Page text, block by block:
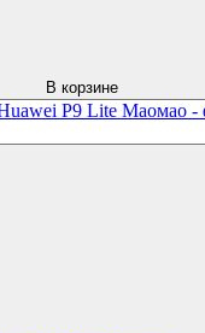
В корзине